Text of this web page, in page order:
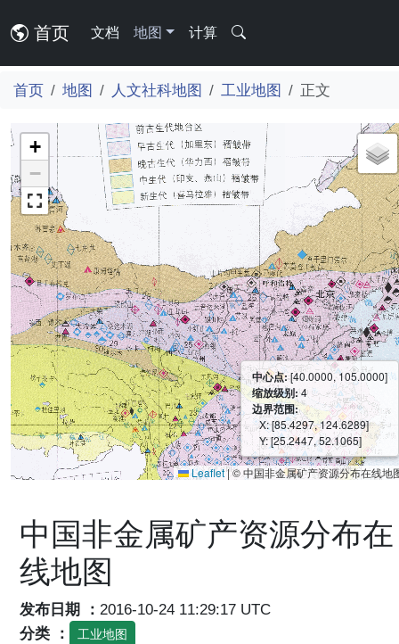
首页 文档 地图 计算
首页 地图 人文社科地图 工业地图 正文
+
−
中心点:[40.0000, 105.0000]
缩放级别:4
边界范围:
X: [85.4297, 124.6289]
Y: [25.2447, 52.1065]
Leaflet|© 中国非金属矿产资源分布在线地
中国非金属矿产资源分布在
线地图
发布日期 ： 2016-10-24 11:29:17 UTC
分类 ：
工业地图